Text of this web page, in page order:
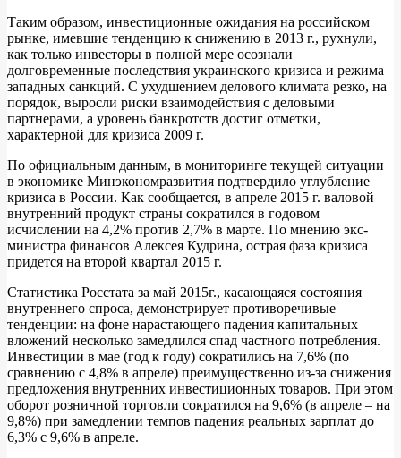
Таким образом, инвестиционные ожидания на российском
рынке, имевшие тенденцию к снижению в 2013 г., рухнули,
как только инвесторы в полной мере осознали
долговременные последствия украинского кризиса и режима
западных санкций. С ухудшением делового климата резко, на
порядок, выросли риски взаимодействия с деловыми
партнерами, а уровень банкротств достиг отметки,
характерной для кризиса 2009 г.
По официальным данным, в мониторинге текущей ситуации
в экономике Минэкономразвития подтвердило углубление
кризиса в России. Как сообщается, в апреле 2015 г. валовой
внутренний продукт страны сократился в годовом
исчислении на 4,2% против 2,7% в марте. По мнению экс-
министра финансов Алексея Кудрина, острая фаза кризиса
придется на второй квартал 2015 г.
Статистика Росстата за май 2015г., касающаяся состояния
внутреннего спроса, демонстрирует противоречивые
тенденции: на фоне нарастающего падения капитальных
вложений несколько замедлился спад частного потребления.
Инвестиции в мае (год к году) сократились на 7,6% (по
сравнению с 4,8% в апреле) преимущественно из-за снижения
предложения внутренних инвестиционных товаров. При этом
оборот розничной торговли сократился на 9,6% (в апреле – на
9,8%) при замедлении темпов падения реальных зарплат до
6,3% с 9,6% в апреле.